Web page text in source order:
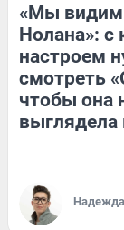
«Мы видим
Нолана»: с
настроем
смотреть
чтобы она
выглядела
Надежда